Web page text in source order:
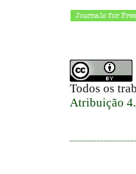
Todos os
Atribuição